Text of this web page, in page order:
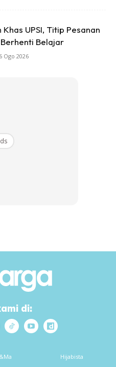
UPSI, Titip Pesanan
Belajar
6 Ogo 2026
di:
Hijabista